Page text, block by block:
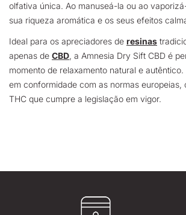
olfativa única. Ao manuseá-la ou ao
sua riqueza aromática e os seus efeitos
Ideal para os apreciadores de resinas
apenas de CBD, a Amnesia Dry Sift CBD é
momento de relaxamento natural e autêntico.
em conformidade com as normas europeias,
THC que cumpre a legislação em vigor.